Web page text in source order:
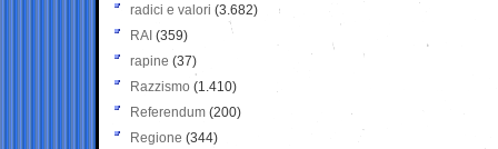
radici e valori (3.682)
RAI (359)
rapine (37)
Razzismo (1.410)
Referendum (200)
Regione (344)